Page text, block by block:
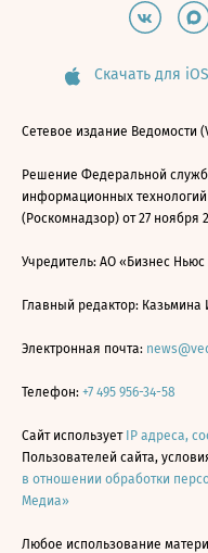
Скачать для iOS
Сетевое издание Ведомости
Решение Федеральной
информационных
(Роскомнадзор) от 27 ноября
Учредитель: АО «Бизнес
Главный редактор: Казьмина
Электронная почта:
Телефон: +7 495 956-34-58
Сайт использует IP адреса,
Пользователей сайта,
в отношении обработки
Медиа»
Любое использование